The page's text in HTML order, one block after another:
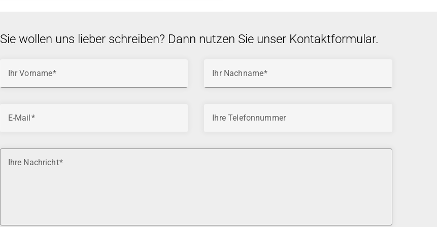
Sie wollen uns lieber schreiben? Dann nutzen Sie unser Kontaktformular.
Ihr Vorname Ihr Nachname
E-Mail Ihre Telefonnummer
Ihre Nachricht